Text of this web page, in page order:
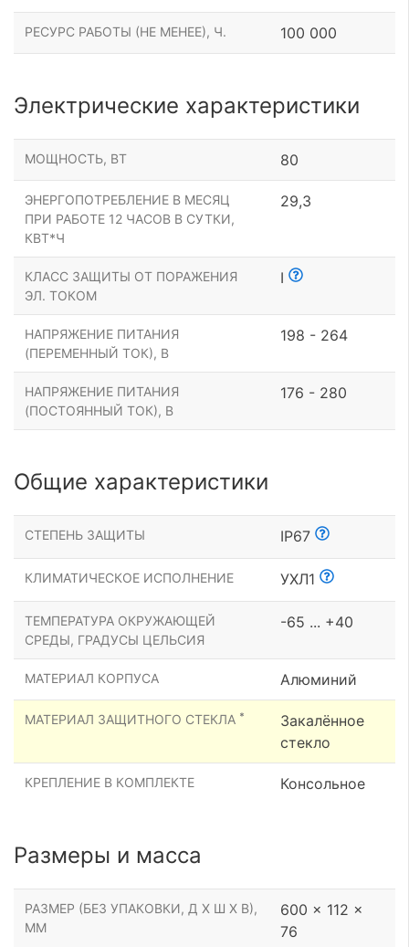
РЕСУРС РАБОТЫ (НЕ МЕНЕЕ), Ч. 100 000
Электрические характеристики
МОЩНОСТЬ, ВТ 80
ЭНЕРГОПОТРЕБЛЕНИЕ В МЕСЯЦ
ПРИ РАБОТЕ 12 ЧАСОВ В СУТКИ,
КВТ*Ч
29,3
КЛАСС ЗАЩИТЫ ОТ ПОРАЖЕНИЯ
ЭЛ. ТОКОМ
I
НАПРЯЖЕНИЕ ПИТАНИЯ
(ПЕРЕМЕННЫЙ ТОК), В
198 - 264
НАПРЯЖЕНИЕ ПИТАНИЯ
(ПОСТОЯННЫЙ ТОК), В
176 - 280
Общие характеристики
СТЕПЕНЬ ЗАЩИТЫ IP67
КЛИМАТИЧЕСКОЕ ИСПОЛНЕНИЕ УХЛ1
ТЕМПЕРАТУРА ОКРУЖАЮЩЕЙ
СРЕДЫ, ГРАДУСЫ ЦЕЛЬСИЯ
-65 ... +40
МАТЕРИАЛ КОРПУСА Алюминий
МАТЕРИАЛ ЗАЩИТНОГО СТЕКЛА *
Закалённое
стекло
КРЕПЛЕНИЕ В КОМПЛЕКТЕ Консольное
Размеры и масса
РАЗМЕР (БЕЗ УПАКОВКИ, Д Х Ш Х В),
ММ
600 x 112 x
76